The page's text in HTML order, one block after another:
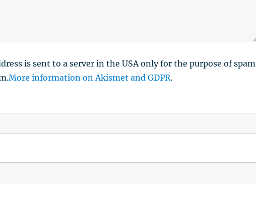
is sent to a server in the USA only for the purpose of spam
More information on Akismet and GDPR.